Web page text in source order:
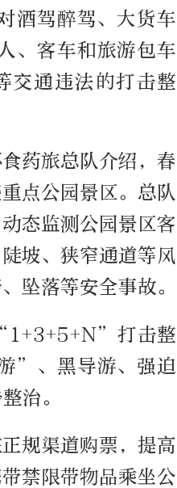
酒驾醉驾、大货车
、客车和旅游包车
交通违法的打击整
药旅总队介绍，春
点公园景区。总队
态监测公园景区客
坡、狭窄通道等风
坠落等安全事故。
打击整
”、黑导游、强迫
治。
规渠道购票，提高
禁限带物品乘坐公